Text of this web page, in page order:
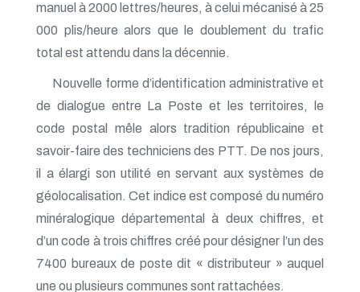
manuel à 2000 lettres/heures, à celui mécanisé à 25
000 plis/heure alors que le doublement du trafic
total est attendu dans la décennie.
Nouvelle forme d’identification administrative et
de dialogue entre La Poste et les territoires, le
code postal mêle alors tradition républicaine et
savoir-faire des techniciens des PTT. De nos jours,
il a élargi son utilité en servant aux systèmes de
géolocalisation. Cet indice est composé du numéro
minéralogique départemental à deux chiffres, et
d’un code à trois chiffres créé pour désigner l’un des
7400 bureaux de poste dit « distributeur » auquel
une ou plusieurs communes sont rattachées.